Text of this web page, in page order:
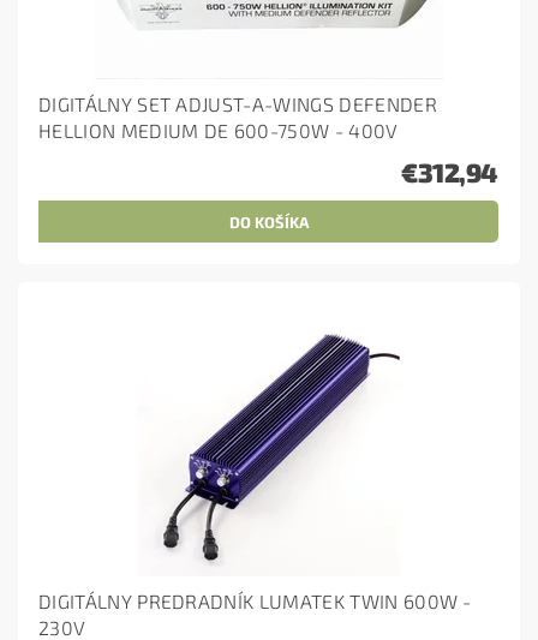
DIGITÁLNY SET ADJUST-A-WINGS DEFENDER
HELLION MEDIUM DE 600-750W - 400V
€312,94
DIGITÁLNY PREDRADNÍK LUMATEK TWIN 600W -
230V